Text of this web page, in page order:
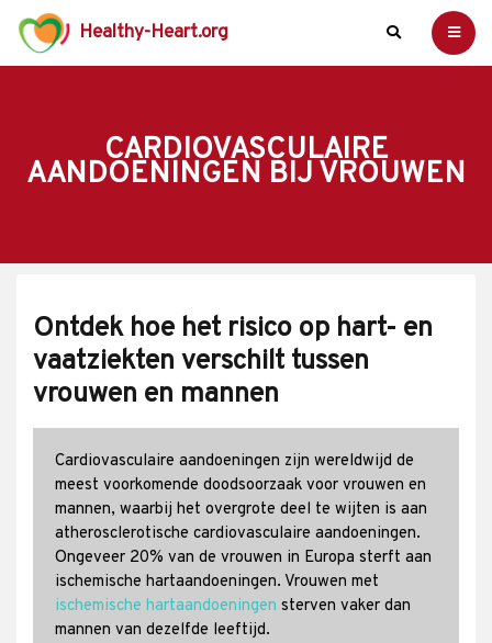
Healthy-Heart.org
CARDIOVASCULAIRE
AANDOENINGEN BIJ VROUWEN
Ontdek hoe het risico op hart- en
vaatziekten verschilt tussen
vrouwen en mannen
Cardiovasculaire aandoeningen zijn wereldwijd de
meest voorkomende doodsoorzaak voor vrouwen en
mannen, waarbij het overgrote deel te wijten is aan
atherosclerotische cardiovasculaire aandoeningen.
Ongeveer 20% van de vrouwen in Europa sterft aan
ischemische hartaandoeningen. Vrouwen met
ischemische hartaandoeningen sterven vaker dan
mannen van dezelfde leeftijd.